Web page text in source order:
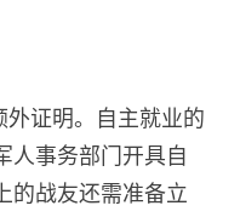
证明。自主就业的
人事务部门开具自
的战友还需准备立